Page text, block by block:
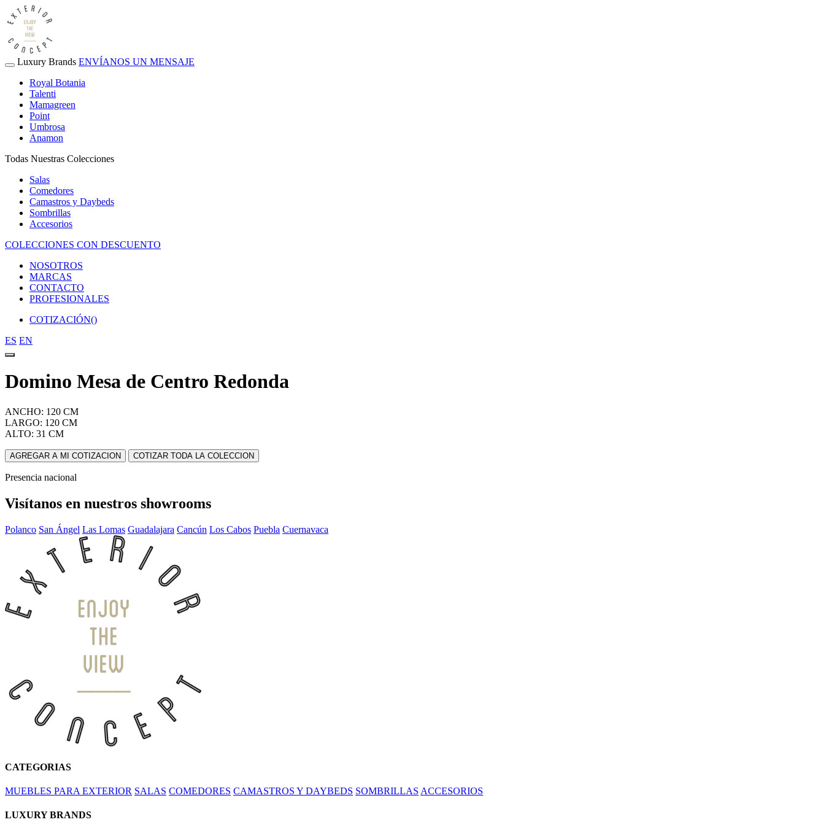
Luxury Brands ENVÍANOS UN MENSAJE
Royal Botania
Talenti
Mamagreen
Point
Umbrosa
Anamon
Todas Nuestras Colecciones
Salas
Comedores
Camastros y Daybeds
Sombrillas
Accesorios
COLECCIONES CON DESCUENTO
NOSOTROS
MARCAS
CONTACTO
PROFESIONALES
COTIZACIÓN()
ES EN
Domino Mesa de Centro Redonda
ANCHO: 120 CM
LARGO: 120 CM
ALTO: 31 CM
AGREGAR A MI COTIZACION COTIZAR TODA LA COLECCION
Presencia nacional
Visítanos en nuestros showrooms
Polanco San Ángel Las Lomas Guadalajara Cancún Los Cabos Puebla Cuernavaca
CATEGORIAS
MUEBLES PARA EXTERIOR SALAS COMEDORES CAMASTROS Y DAYBEDS SOMBRILLAS ACCESORIOS
LUXURY BRANDS